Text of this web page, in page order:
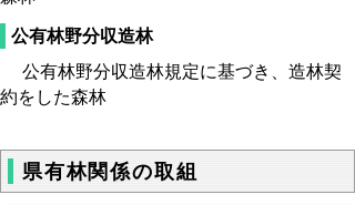
公有林野分収造林
公有林野分収造林規定に基づき、造林契
約をした森林
県有林関係の取組